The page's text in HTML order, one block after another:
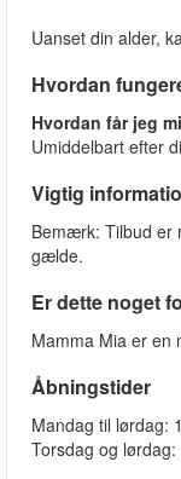
Uanset din alder,
Hvordan
Hvordan får jeg
Umiddelbart efter
Vigtig
Bemærk: Tilbud er
gælde.
Er dette noget
Mamma Mia er en
Åbningstider
Mandag til lørdag:
Torsdag og lørdag: